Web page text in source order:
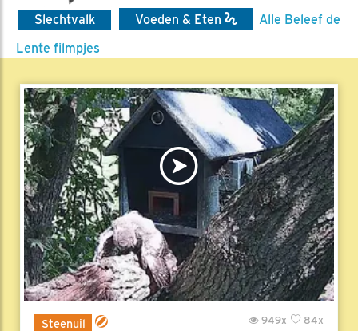
Slechtvalk Voeden & Eten
Alle Beleef de
Lente filmpjes
Steenuil 84x
949x